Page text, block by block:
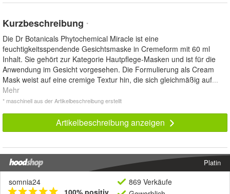
Kurzbeschreibung *
Die Dr Botanicals Phytochemical Miracle ist eine
feuchtigkeitsspendende Gesichtsmaske in Cremeform mit 60 ml
Inhalt. Sie gehört zur Kategorie Hautpflege-Masken und ist für die
Anwendung im Gesicht vorgesehen. Die Formulierung als Cream
Mask weist auf eine cremige Textur hin, die sich gleichmäßig auf...
Mehr
* maschinell aus der Artikelbeschreibung erstellt
Artikelbeschreibung anzeigen
Platin
somnia24
869 Verkäufe